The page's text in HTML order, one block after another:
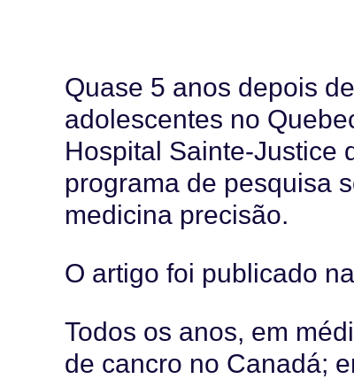
Quase 5 anos depois
adolescentes no
Hospital Sainte-Justice
programa de pesquisa
medicina precisão.
O artigo foi publicado
Todos os anos, em
de cancro no Canadá;